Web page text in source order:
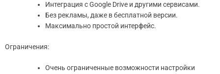
Интеграция с Google Drive и другими сервисами.
Без рекламы, даже в бесплатной версии.
Максимально простой интерфейс.
Ограничения:
Очень ограниченные возможности настройки